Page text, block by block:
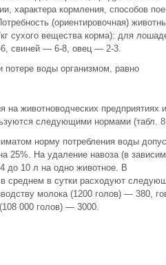
характера кормления, способов
(ориентировочная)
сухого вещества корма): для
6, свиней — 6-8, овец — 2-3.
воды организмом, равно
на животноводческих предприятиях
следующими нормами (табл.
норму потребления воды
25%. На удаление навоза (в
до 10 л на одно животное. В
среднем в сутки расходуют
молока (1200 голов) — 380,
000 голов) — 3000.